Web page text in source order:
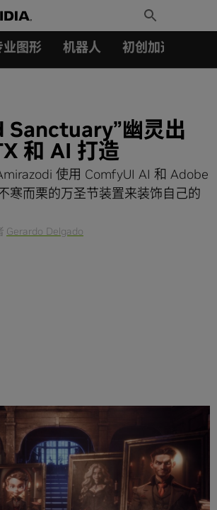
Toggle
Search
业图形 机器人 初创加速会员成
Sanctuary”幽灵出
和 AI 打造
使用 ComfyUI AI 和 Adobe
寒而栗的万圣节装置来装饰自己的
Gerardo Delgado